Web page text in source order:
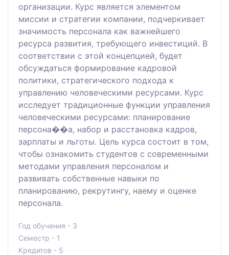
организации. Курс является элементом
миссии и стратегии компании, подчеркивает
значимость персонала как важнейшего
ресурса развития, требующего инвестиций. В
соответствии с этой концепцией, будет
обсуждаться формирование кадровой
политики, стратегического подхода к
управлению человеческими ресурсами. Курс
исследует традиционные функции управления
человеческими ресурсами: планирование
персона��а, набор и расстановка кадров,
зарплаты и льготы. Цель курса состоит в том,
чтобы ознакомить студентов с современными
методами управления персоналом и
развивать собственные навыки по
планированию, рекрутингу, наему и оценке
персонала.
Год обучения - 3
Семестр - 1
Кредитов - 5